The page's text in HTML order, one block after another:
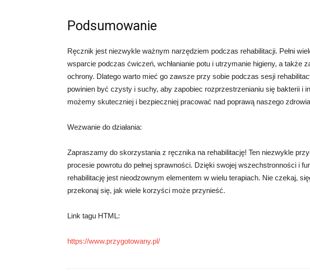
Podsumowanie
Ręcznik jest niezwykle ważnym narzędziem podczas rehabilitacji. Pełni
wsparcie podczas ćwiczeń, wchłanianie potu i utrzymanie higieny, a także
ochrony. Dlatego warto mieć go zawsze przy sobie podczas sesji
powinien być czysty i suchy, aby zapobiec rozprzestrzenianiu się bakterii i
możemy skuteczniej i bezpieczniej pracować nad poprawą naszego
Wezwanie do działania:
Zapraszamy do skorzystania z ręcznika na rehabilitację! Ten niezwykle
procesie powrotu do pełnej sprawności. Dzięki swojej wszechstronności i
rehabilitację jest nieodzownym elementem w wielu terapiach. Nie czekaj,
przekonaj się, jak wiele korzyści może przynieść.
Link tagu HTML:
https://www.przygotowany.pl/